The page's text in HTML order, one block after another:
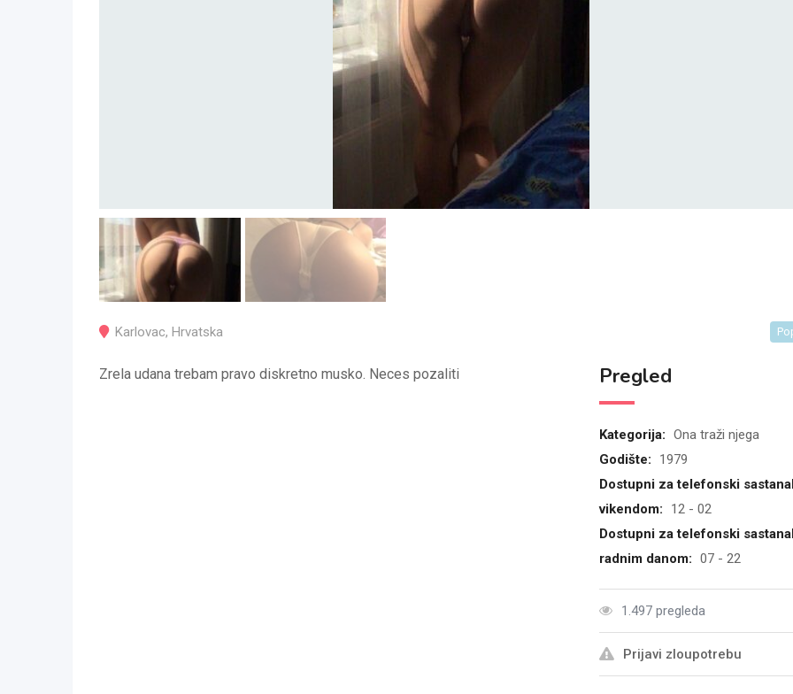
Karlovac, Hrvatska
Zrela udana trebam pravo diskretno musko. Neces pozaliti Pregled
Kategorija: Ona traži njega
Godište:
1979
Dostupni za telefonski
vikendom:
12 - 02
Dostupni za telefonski
radnim danom: 07 - 22
1.497 pregleda
Prijavi zloupotrebu